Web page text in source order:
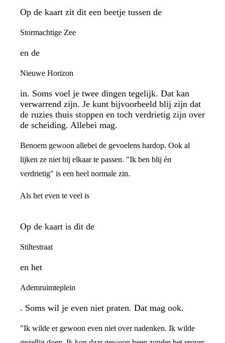
Op de kaart zit dit een beetje tussen de
Stormachtige Zee
en de
Nieuwe Horizon
in. Soms voel je twee dingen tegelijk. Dat kan
verwarrend zijn. Je kunt bijvoorbeeld blij zijn dat
de ruzies thuis stoppen en toch verdrietig zijn over
de scheiding. Allebei mag.
Benoem gewoon allebei de gevoelens hardop. Ook al
lijken ze niet bij elkaar te passen. "Ik ben blij én
verdrietig" is een heel normale zin.
Als het even te veel is
Op de kaart is dit de
Stiltestraat
en het
Ademruimteplein
. Soms wil je even niet praten. Dat mag ook.
"Ik wilde er gewoon even niet over nadenken. Ik wilde